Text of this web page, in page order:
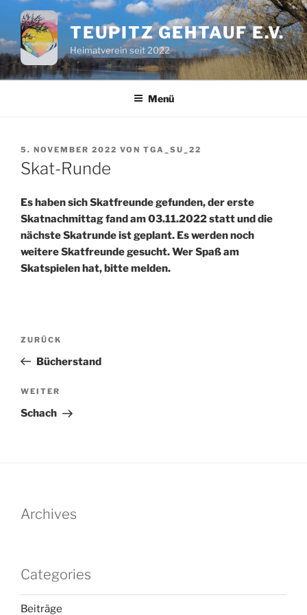
Inhalt
springen
TEUPITZ GEHTAUF E.V.
Heimatverein seit 2022
Menü
VERÖFFENTLICHT
AM
5. NOVEMBER 2022 VON TGA_SU_22
Skat-Runde
Es haben sich Skatfreunde gefunden, der erste
Skatnachmittag fand am 03.11.2022 statt und die
nächste Skatrunde ist geplant. Es werden noch
weitere Skatfreunde gesucht. Wer Spaß am
Skatspielen hat, bitte melden.
Beitragsnavigation
Vorheriger
Beitrag
ZURÜCK
Bücherstand
Nächster
Beitrag
WEITER
Schach
Archives
Categories
Beiträge